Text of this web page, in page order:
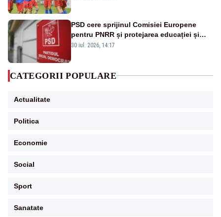
PSD cere sprijinul Comisiei Europene
pentru PNRR și protejarea educației și
sănătății
30 iul. 2026, 14:17
CATEGORII POPULARE
Actualitate
Politica
Economie
Social
Sport
Sanatate